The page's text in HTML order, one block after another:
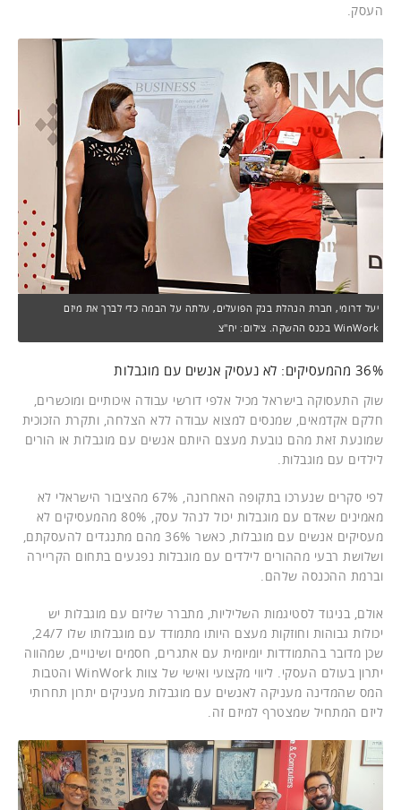
העסק.
יעל דרומי, חברת הנהלת בנק הפועלים, עלתה על הבמה כדי לברך את מיזם
WinWork בכנס ההשקה. צילום: יח"צ
36% מהמעסיקים: לא נעסיק אנשים עם מוגבלות
שוק התעסוקה בישראל מכיל אלפי דורשי עבודה איכותיים ומוכשרים,
חלקם אקדמאים, שמנסים למצוא עבודה ללא הצלחה, ותקרת הזכוכית
שמונעת זאת מהם נובעת מעצם היותם אנשים עם מוגבלות או הורים
לילדים עם מוגבלות.
לפי סקרים שנערכו בתקופה האחרונה, 67% מהציבור הישראלי לא
מאמינים שאדם עם מוגבלות יכול לנהל עסק, 80% מהמעסיקים לא
מעסיקים אנשים עם מוגבלות, כאשר 36% מהם מתנגדים להעסקתם,
ושלושת רבעי מההורים לילדים עם מוגבלות נפגעים בתחום הקריירה
וברמת ההכנסה שלהם.
אולם, בניגוד לסטיגמות השליליות, מתברר שליזם עם מוגבלות יש
יכולות גבוהות וחוזקות מעצם היותו מתמודד עם מוגבלותו שלו 24/7,
שכן מדובר בהתמודדות יומיומית עם אתגרים, חסמים ושינויים, שמהווה
יתרון בעולם העסקי. ליווי מקצועי ואישי של צוות WinWork והטבות
המס שהמדינה מעניקה לאנשים עם מוגבלות מעניקים יתרון תחרותי
ליזם המתחיל שמצטרף למיזם זה.